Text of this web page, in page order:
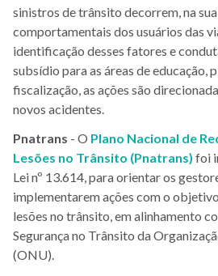
sinistros de trânsito decorrem, na
comportamentais dos usuários das
identificação desses fatores e
subsídio para as áreas de educação,
fiscalização, as ações são
novos acidentes.
Pnatrans - O Plano Nacional de
Lesões no Trânsito (Pnatrans) foi
Lei nº 13.614, para orientar os
implementarem ações com o
lesões no trânsito, em alinhamento
Segurança no Trânsito da
(ONU).